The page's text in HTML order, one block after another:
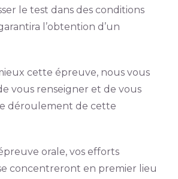
le test dans des conditions
l’obtention d’un
cette épreuve, nous vous
vous renseigner et de vous
déroulement de cette
orale, vos efforts
concentreront en premier lieu